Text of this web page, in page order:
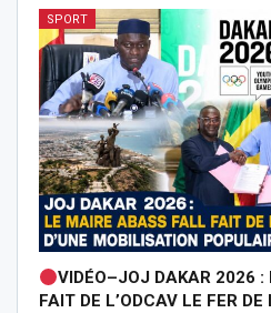
SPORT
VIDÉO–JOJ DAKAR 2026 :
FAIT DE L’ODCAV LE FER